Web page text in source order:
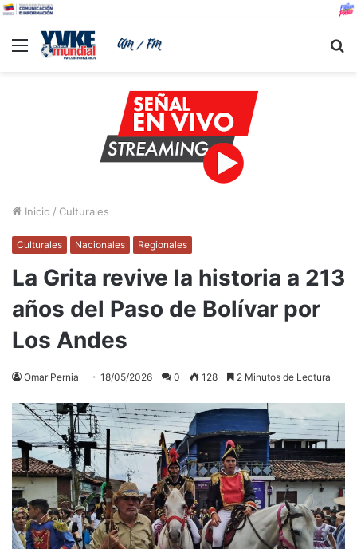
Menu
Inicio / Culturales
Culturales Nacionales Regionales
La Grita revive la historia a 213
años del Paso de Bolívar por
Los Andes
Omar Pernia 18/05/2026 0 128 2 Minutos de Lectura